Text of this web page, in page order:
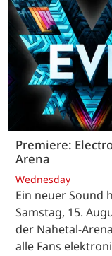
Premiere:
Arena
Wednesday
Ein neuer Sound
Samstag, 15.
der Nahetal-
alle Fans